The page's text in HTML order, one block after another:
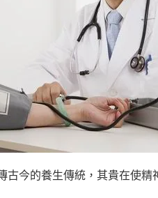
今的養生傳統，其貴在使精